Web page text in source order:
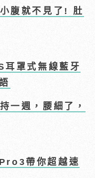
腹就不見了! 肚
罩式無線藍牙
一週，腰細了，
帶你超越速